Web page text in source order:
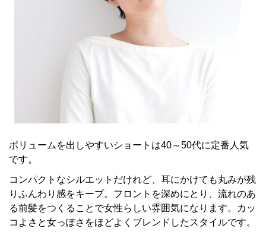
ボリュームを出しやすいショートは40～50代に定番人気
です。
コンパクトなシルエットだけれど、耳にかけても丸みが残
りふんわり感をキープ。フロントを深めにとり、流れのあ
る前髪をつくることで女性らしい雰囲気になります。カッ
コよさと女っぽさをほどよくブレンドしたスタイルです。